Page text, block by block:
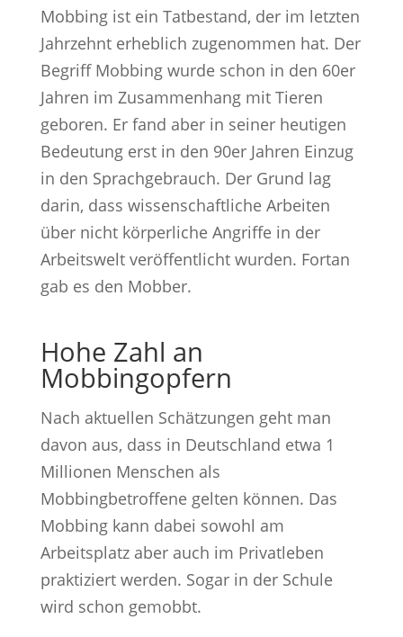
Mobbing ist ein Tatbestand, der im letzten
Jahrzehnt erheblich zugenommen hat. Der
Begriff Mobbing wurde schon in den 60er
Jahren im Zusammenhang mit Tieren
geboren. Er fand aber in seiner heutigen
Bedeutung erst in den 90er Jahren Einzug
in den Sprachgebrauch. Der Grund lag
darin, dass wissenschaftliche Arbeiten
über nicht körperliche Angriffe in der
Arbeitswelt veröffentlicht wurden. Fortan
gab es den Mobber.
Hohe Zahl an
Mobbingopfern
Nach aktuellen Schätzungen geht man
davon aus, dass in Deutschland etwa 1
Millionen Menschen als
Mobbingbetroffene gelten können. Das
Mobbing kann dabei sowohl am
Arbeitsplatz aber auch im Privatleben
praktiziert werden. Sogar in der Schule
wird schon gemobbt.